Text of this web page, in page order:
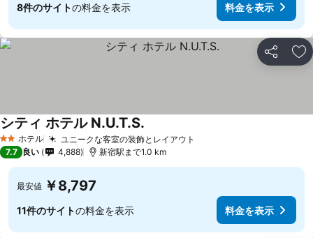
8件のサイトの料金を表示 料金を表示
シェア お
2 ホテルのランク
ホテル ユニークな客室の装飾とレイアウト
シティ ホテル N.U.T.S.
7.7 良い 4,888 新宿駅まで1.0 km
最安値 ￥8,797
11件のサイトの料金を表示 料金を表示